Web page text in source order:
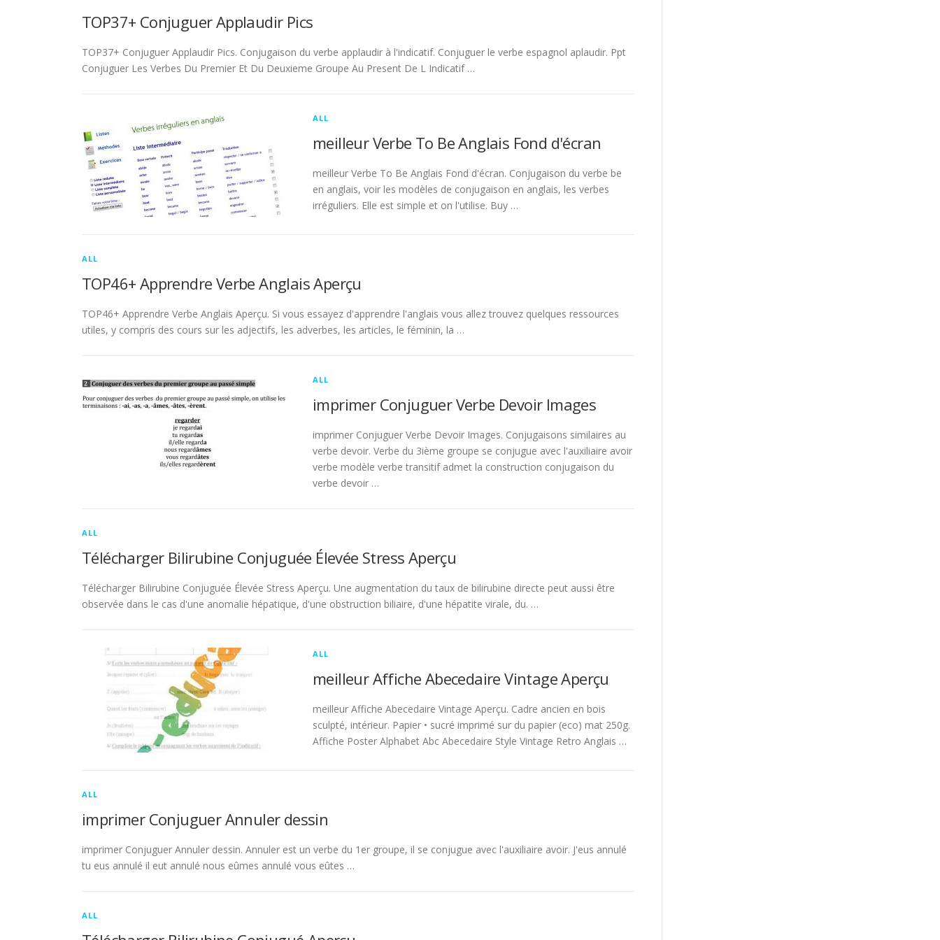
TOP37+ Conjuguer Applaudir Pics
TOP37+ Conjuguer Applaudir Pics. Conjugaison du verbe applaudir à l'indicatif. Conjuguer le verbe espagnol aplaudir. Ppt
Conjuguer Les Verbes Du Premier Et Du Deuxieme Groupe Au Present De L Indicatif …
ALL
meilleur Verbe To Be Anglais Fond d'écran
meilleur Verbe To Be Anglais Fond d'écran. Conjugaison du verbe be
en anglais, voir les modèles de conjugaison en anglais, les verbes
irréguliers. Elle est simple et on l'utilise. Buy …
ALL
TOP46+ Apprendre Verbe Anglais Aperçu
TOP46+ Apprendre Verbe Anglais Aperçu. Si vous essayez d'apprendre l'anglais vous allez trouvez quelques ressources
utiles, y compris des cours sur les adjectifs, les adverbes, les articles, le féminin, la …
ALL
imprimer Conjuguer Verbe Devoir Images
imprimer Conjuguer Verbe Devoir Images. Conjugaisons similaires au
verbe devoir. Verbe du 3ième groupe se conjugue avec l'auxiliaire avoir
verbe modèle verbe transitif admet la construction conjugaison du
verbe devoir …
ALL
Télécharger Bilirubine Conjuguée Élevée Stress Aperçu
Télécharger Bilirubine Conjuguée Élevée Stress Aperçu. Une augmentation du taux de bilirubine directe peut aussi être
observée dans le cas d'une anomalie hépatique, d'une obstruction biliaire, d'une hépatite virale, du. …
ALL
meilleur Affiche Abecedaire Vintage Aperçu
meilleur Affiche Abecedaire Vintage Aperçu. Cadre ancien en bois
sculpté, intérieur. Papier • sucré imprimé sur du papier (eco) mat 250g.
Affiche Poster Alphabet Abc Abecedaire Style Vintage Retro Anglais …
ALL
imprimer Conjuguer Annuler dessin
imprimer Conjuguer Annuler dessin. Annuler est un verbe du 1er groupe, il se conjugue avec l'auxiliaire avoir. J'eus annulé
tu eus annulé il eut annulé nous eûmes annulé vous eûtes …
ALL